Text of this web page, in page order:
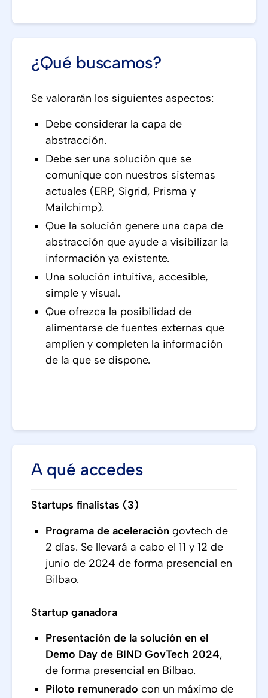
¿Qué buscamos?
Se valorarán los siguientes aspectos:
Debe considerar la capa de
abstracción.
Debe ser una solución que se
comunique con nuestros sistemas
actuales (ERP, Sigrid, Prisma y
Mailchimp).
Que la solución genere una capa de
abstracción que ayude a visibilizar la
información ya existente.
Una solución intuitiva, accesible,
simple y visual.
Que ofrezca la posibilidad de
alimentarse de fuentes externas que
amplíen y completen la información
de la que se dispone.
A qué accedes
Startups finalistas (3)
Programa de aceleración govtech de
2 días. Se llevará a cabo el 11 y 12 de
junio de 2024 de forma presencial en
Bilbao.
Startup ganadora
Presentación de la solución en el
Demo Day de BIND GovTech 2024,
de forma presencial en Bilbao.
Piloto remunerado con un máximo de